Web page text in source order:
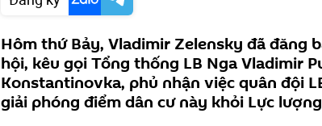
Hôm thứ Bảy, Vladimir Zelensky đã đăng
hội, kêu gọi Tổng thống LB Nga Vladimir
Konstantinovka, phủ nhận việc quân đội
giải phóng điểm dân cư này khỏi Lực